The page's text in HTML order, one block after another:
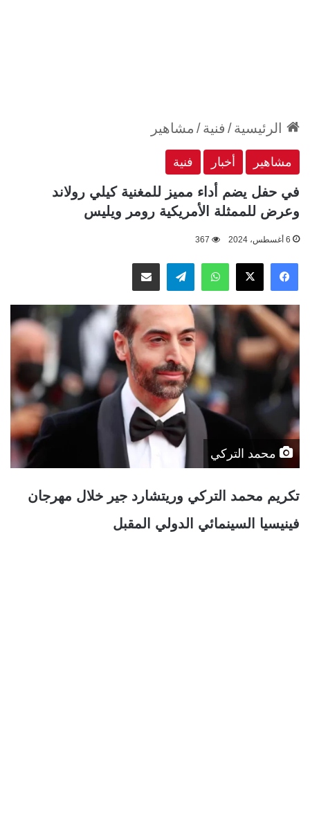
الرئيسية/ فنية/ مشاهير
مشاهير أخبار فنية
في حفل يضم أداء مميز للمغنية كيلي رولاند
وعرض للممثلة الأمريكية رومر ويليس
6 أغسطس، 2024 367
فيسبوك
‫X واتسابتيلقراممشاركة عبر البريد
محمد التركي
تكريم محمد التركي وريتشارد جير خلال مهرجان
فينيسيا السينمائي الدولي المقبل